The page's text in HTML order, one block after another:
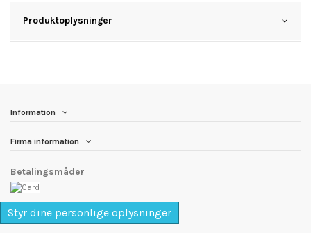
Produktoplysninger
Information
Firma information
Betalingsmåder
Styr dine personlige oplysninger